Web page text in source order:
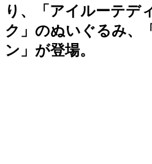
り、「アイルーテデ
ク」のぬいぐるみ、
ン」が登場。